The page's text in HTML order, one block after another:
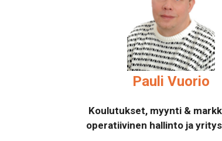
Pauli Vuorio
Koulutukset, myynti &
operatiivinen hallinto ja